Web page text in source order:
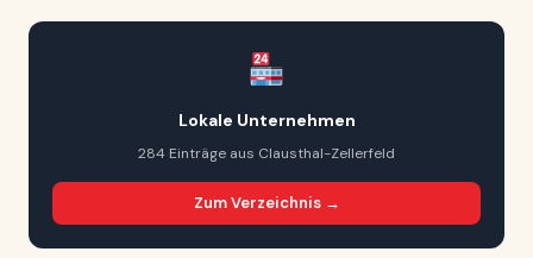
Lokale Unternehmen
284 Einträge aus Clausthal-Zellerfeld
Zum Verzeichnis →